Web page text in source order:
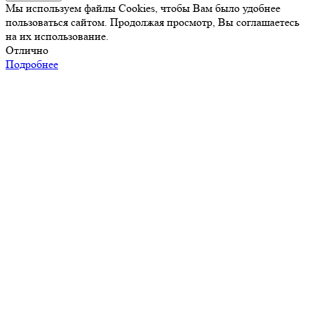
Мы используем файлы Cookies, чтобы Вам было удобнее
пользоваться сайтом. Продолжая просмотр, Вы соглашаетесь
на их использование.
Отлично
Подробнее